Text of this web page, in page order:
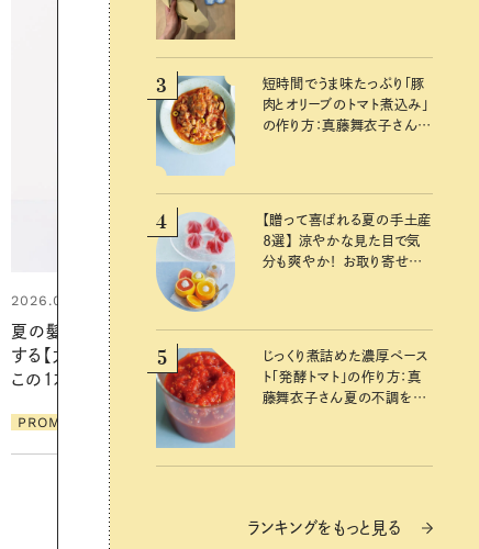
2026.07.24
夏の髪と心が瞬時にリフレッシュ
する【大人気のドライシャンプー】
この1本で汗ばむ季節も一日中心
PROMOTION
3
短時間でうま味たっぷり「豚
肉とオリーブのトマト煮込み」
の作り方：真藤舞衣子さん
4
【贈って喜ばれる夏の手土産
８選】 涼やかな見た目で気
分も爽やか！ お取り寄せも
5
じっくり煮詰めた濃厚ペース
ト「発酵トマト」の作り方：真
藤舞衣子さん夏の不調を整
ランキングをもっと見る